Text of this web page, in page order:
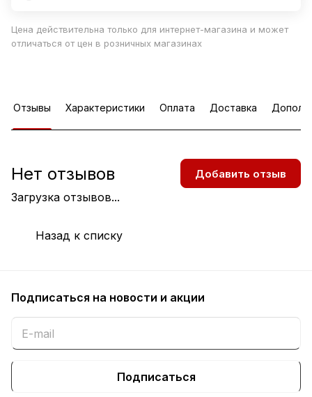
Цена действительна только для интернет-магазина и может
отличаться от цен в розничных магазинах
Отзывы Характеристики Оплата Доставка
Загрузка отзывов...
Нет отзывов Добавить отзыв
Назад к списку
Подписаться на новости и акции
Подписаться